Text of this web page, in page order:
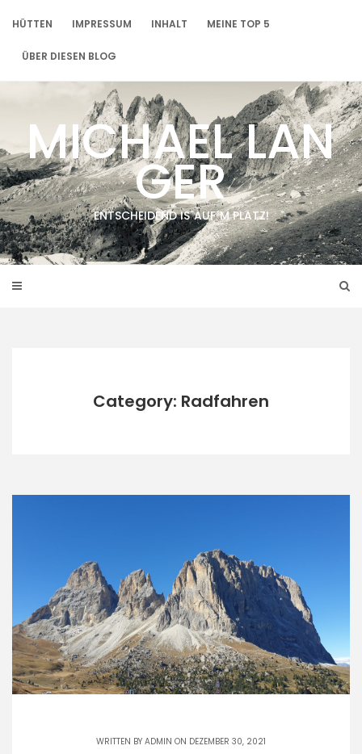
HÜTTEN IMPRESSUM INHALT MEINE TOP 5
ÜBER DIESEN BLOG
MICHAEL LAN
GER
ENTSCHEIDEND IS´AUF´M PLATZ!
Category: Radfahren
WRITTEN BY ADMIN ON DEZEMBER 30, 2021